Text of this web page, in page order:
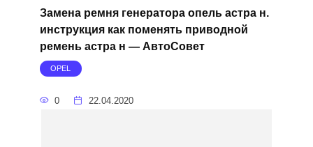
Замена ремня генератора опель астра н.
инструкция как поменять приводной
ремень астра н — АвтоСовет
OPEL
0 22.04.2020